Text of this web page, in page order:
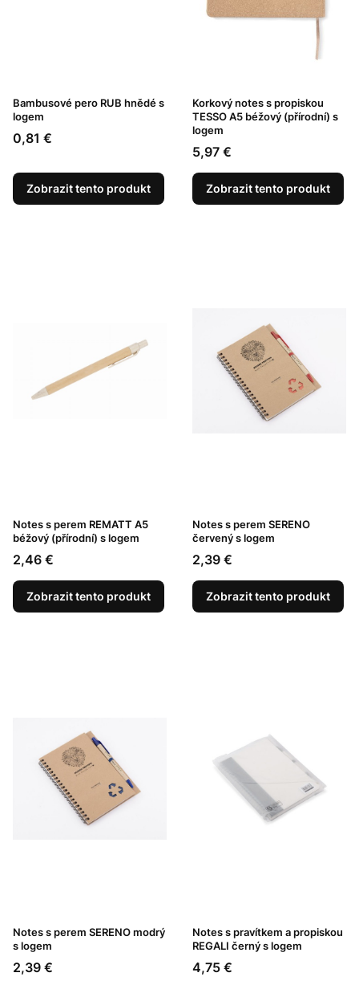
Bambusové pero RUB hnědé s
logem
Cena
0,81 €
Zobrazit tento produkt
Korkový notes s propiskou
TESSO A5 béžový (přírodní) s
logem
Cena
5,97 €
Zobrazit tento produkt
Notes s perem REMATT A5
béžový (přírodní) s logem
Cena
2,46 €
Zobrazit tento produkt
Notes s perem SERENO
červený s logem
Cena
2,39 €
Zobrazit tento produkt
Notes s perem SERENO modrý
s logem
Cena
2,39 €
Notes s pravítkem a propiskou
REGALI černý s logem
Cena
4,75 €